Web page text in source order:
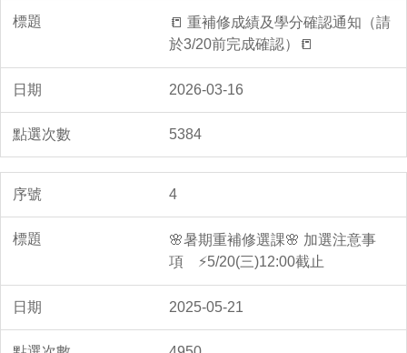
📒 重補修成績及學分確認通知（請
於3/20前完成確認）📒
2026-03-16
5384
4
🌸暑期重補修選課🌸 加選注意事
項 ⚡5/20(三)12:00截止
2025-05-21